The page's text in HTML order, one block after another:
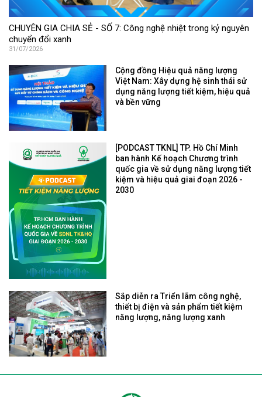
CHUYÊN GIA CHIA SẺ - SỐ 7: Công nghệ nhiệt trong kỷ nguyên
chuyển đổi xanh
31/07/2026
Cộng đồng Hiệu quả năng lượng
Việt Nam: Xây dựng hệ sinh thái sử
dụng năng lượng tiết kiệm, hiệu quả
và bền vững
[PODCAST TKNL] TP. Hồ Chí Minh
ban hành Kế hoạch Chương trình
quốc gia về sử dụng năng lượng tiết
kiệm và hiệu quả giai đoạn 2026 -
2030
Sắp diễn ra Triển lãm công nghệ,
thiết bị điện và sản phẩm tiết kiệm
năng lượng, năng lượng xanh